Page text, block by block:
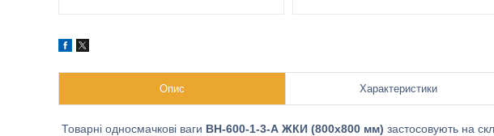
Опис Характеристики
Товарні односмачкові ваги ВН-600-1-3-А ЖКИ (800х800 мм) застосовують на